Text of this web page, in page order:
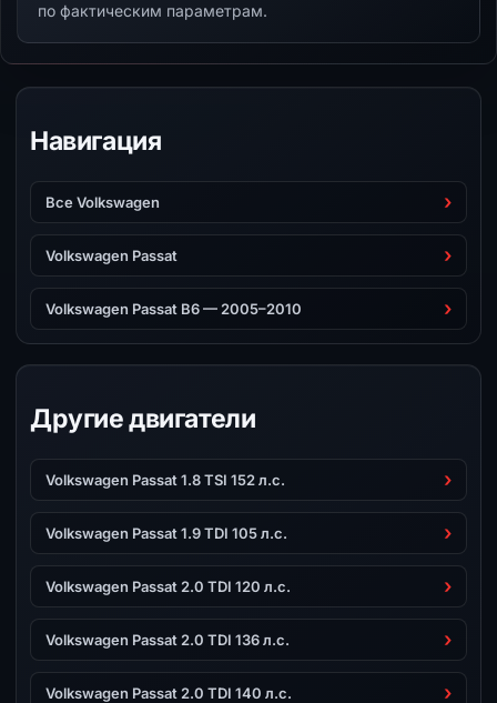
по фактическим параметрам.
Навигация
Все Volkswagen
Volkswagen Passat
Volkswagen Passat B6 — 2005–2010
Другие двигатели
Volkswagen Passat 1.8 TSI 152 л.с.
Volkswagen Passat 1.9 TDI 105 л.с.
Volkswagen Passat 2.0 TDI 120 л.с.
Volkswagen Passat 2.0 TDI 136 л.с.
Volkswagen Passat 2.0 TDI 140 л.с.